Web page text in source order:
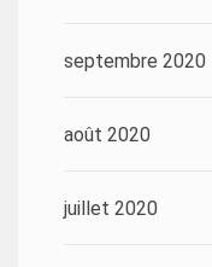
septembre 2020
août 2020
juillet 2020